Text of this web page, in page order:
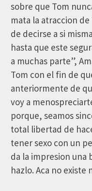
sobre que Tom
mata la atraccion de
de decirse a si
hasta que este
a muchas parte”,
Tom con el fin de
anteriormente de
voy a
porque, seamos
total libertad de
tener sexo con un
da la impresion una
hazlo. Aca no existe